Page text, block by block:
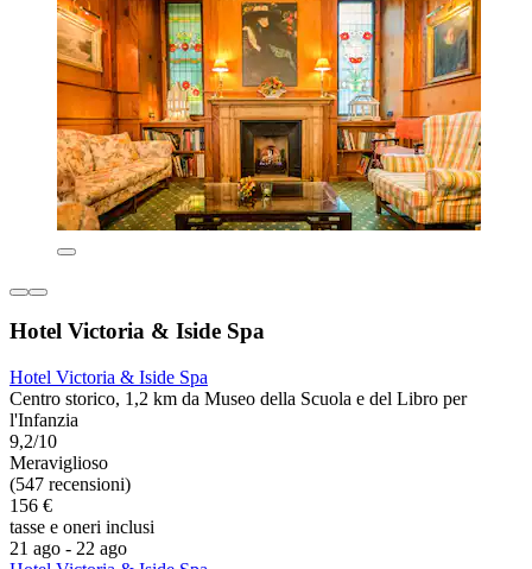
Hotel Victoria & Iside Spa
Hotel Victoria & Iside Spa
Centro storico, 1,2 km da Museo della Scuola e del Libro per
l'Infanzia
9,2/10
Meraviglioso
(547 recensioni)
156 €
tasse e oneri inclusi
21 ago - 22 ago